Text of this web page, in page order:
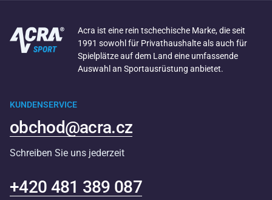
Acra ist eine rein tschechische Marke, die seit
1991 sowohl für Privathaushalte als auch für
Spielplätze auf dem Land eine umfassende
Auswahl an Sportausrüstung anbietet.
KUNDENSERVICE
obchod@acra.cz
Schreiben Sie uns jederzeit
+420 481 389 087